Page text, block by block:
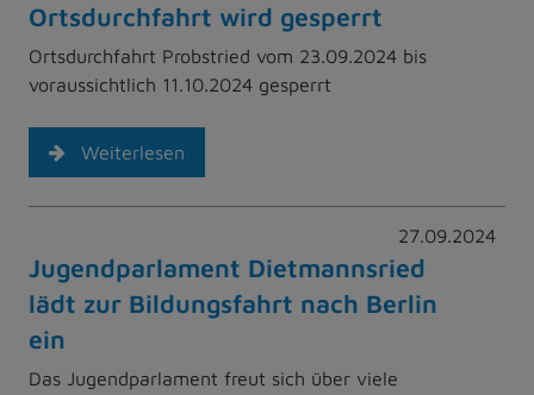
Ortsdurchfahrt wird gesperrt
Ortsdurchfahrt Probstried vom 23.09.2024 bis
voraussichtlich 11.10.2024 gesperrt
Weiterlesen
27.09.2024
Jugendparlament Dietmannsried
lädt zur Bildungsfahrt nach Berlin
ein
Das Jugendparlament freut sich über viele